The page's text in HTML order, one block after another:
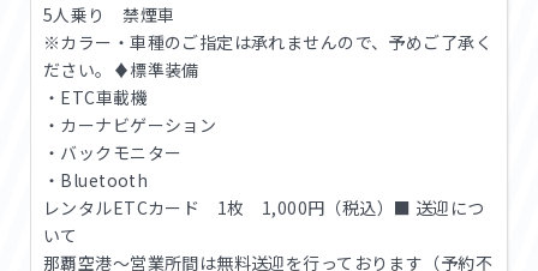
5人乗り 禁煙車
※カラー・車種のご指定は承れませんので、予めご了承く
ださい。♦標準装備
・ETC車載機
・カーナビゲーション
・バックモニター
・Bluetooth
レンタルETCカード 1枚 1,000円（税込）■ 送迎につ
いて
那覇空港〜営業所間は無料送迎を行っております（予約不